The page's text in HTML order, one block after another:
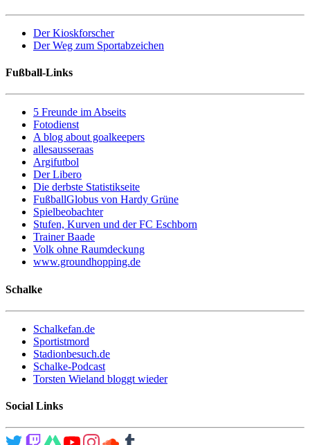
Der Kioskforscher
Der Weg zum Sportabzeichen
Fußball-Links
5 Freunde im Abseits
Fotodienst
A blog about goalkeepers
allesausseraas
Argifutbol
Der Libero
Die derbste Statistikseite
FußballGlobus von Hardy Grüne
Spielbeobachter
Stufen, Kurven und der FC Eschborn
Trainer Baade
Volk ohne Raumdeckung
www.groundhopping.de
Schalke
Schalkefan.de
Sportistmord
Stadionbesuch.de
Schalke-Podcast
Torsten Wieland bloggt wieder
Social Links